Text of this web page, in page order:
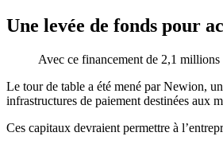
Une levée de fonds pour
Avec ce financement de 2,1 millions
Le tour de table a été mené par Newion,
infrastructures de paiement destinées aux
Ces capitaux devraient permettre à